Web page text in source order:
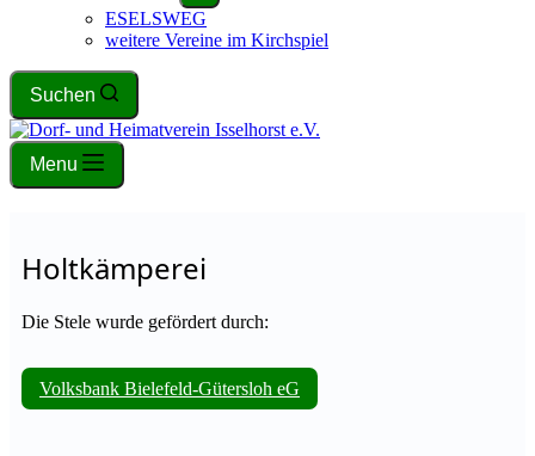
ESELSWEG
weitere Vereine im Kirchspiel
Suchen
Menu
Holtkämperei
Die Stele wurde gefördert durch:
Volksbank Bielefeld-Gütersloh eG